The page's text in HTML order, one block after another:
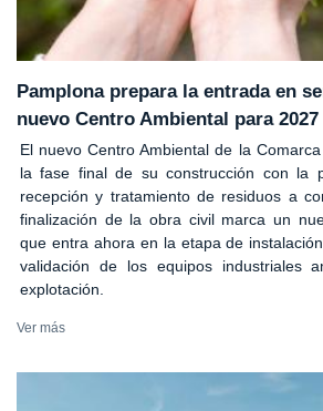
Pamplona prepara la entrada en
nuevo Centro Ambiental para 2027
El nuevo Centro Ambiental de la
la fase final de su construcción con la
recepción y tratamiento de residuos a
finalización de la obra civil marca un
que entra ahora en la etapa de
validación de los equipos industriales
explotación.
Ver más